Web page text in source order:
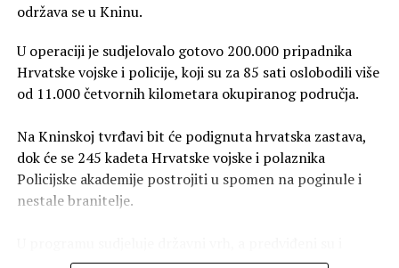
održava se u Kninu.
U operaciji je sudjelovalo gotovo 200.000 pripadnika
Hrvatske vojske i policije, koji su za 85 sati oslobodili više
od 11.000 četvornih kilometara okupiranog područja.
Na Kninskoj tvrđavi bit će podignuta hrvatska zastava,
dok će se 245 kadeta Hrvatske vojske i polaznika
Policijske akademije postrojiti u spomen na poginule i
nestale branitelje.